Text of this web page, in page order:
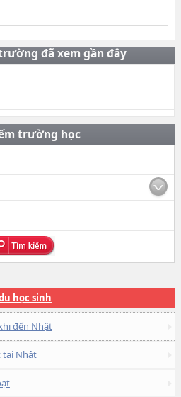
đã xem gần đây
trường học
học sinh
đến Nhật
tại Nhật